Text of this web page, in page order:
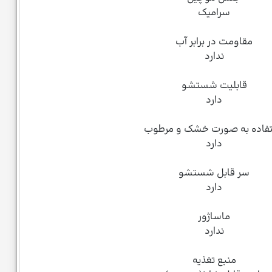
سرامیک
مقاومت در برابر آب
ندارد
قابلیت شستشو
دارد
به صورت خشک و مرطوب
دارد
سر قابل شستشو
دارد
ماساژور
ندارد
منبع تغذیه